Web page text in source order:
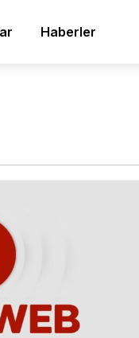
Haberler